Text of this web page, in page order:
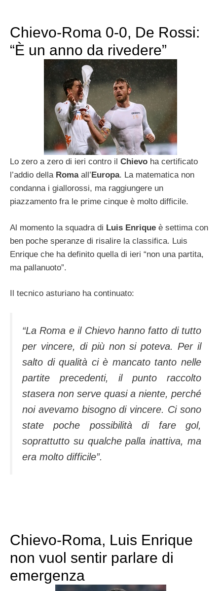
Chievo-Roma 0-0, De Rossi:
“È un anno da rivedere”
Lo zero a zero di ieri contro il Chievo ha certificato
l’addio della Romaall’ Europa. La matematica non
condanna i giallorossi, ma raggiungere un
piazzamento fra le prime cinque è molto difficile.
Al momento la squadra di Luis Enrique è settima con
ben poche speranze di risalire la classifica. Luis
Enrique che ha definito quella di ieri “non una partita,
ma pallanuoto”.
Il tecnico asturiano ha continuato:
“La Roma e il Chievo hanno fatto di tutto
per vincere, di più non si poteva. Per il
salto di qualità ci è mancato tanto nelle
partite precedenti, il punto raccolto
stasera non serve quasi a niente, perché
noi avevamo bisogno di vincere. Ci sono
state poche possibilità di fare gol,
soprattutto su qualche palla inattiva, ma
era molto difficile”.
Chievo-Roma, Luis Enrique
non vuol sentir parlare di
emergenza